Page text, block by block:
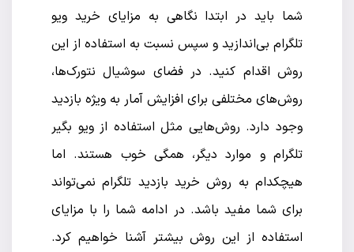
شما باید در ابتدا نگاهی به مزایای خرید ویو
تلگرام بی‌اندازید و سپس نسبت به استفاده از این
روش اقدام کنید. در فضای سوشیال نتورک‌ها،
روش‌های مختلفی برای افزایش آمار به ویژه بازدید
وجود دارد. روش‌هایی مثل استفاده از ویو بگیر
تلگرام و موارد دیگر، همگی خوب هستند. اما
هیچکدام به روش خرید بازدید تلگرام نمی‌تواند
برای شما مفید باشد. در ادامه شما را با مزایای
استفاده از این روش بیشتر آشنا خواهیم کرد.